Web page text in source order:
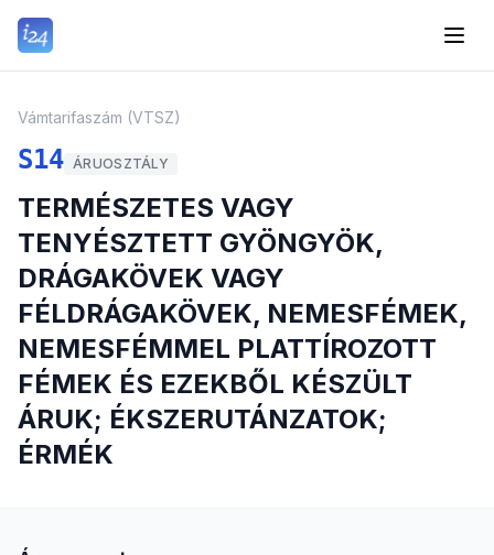
Vámtarifaszám (VTSZ)
S14 ÁRUOSZTÁLY
TERMÉSZETES VAGY
TENYÉSZTETT GYÖNGYÖK,
DRÁGAKÖVEK VAGY
FÉLDRÁGAKÖVEK, NEMESFÉMEK,
NEMESFÉMMEL PLATTÍROZOTT
FÉMEK ÉS EZEKBŐL KÉSZÜLT
ÁRUK; ÉKSZERUTÁNZATOK;
ÉRMÉK